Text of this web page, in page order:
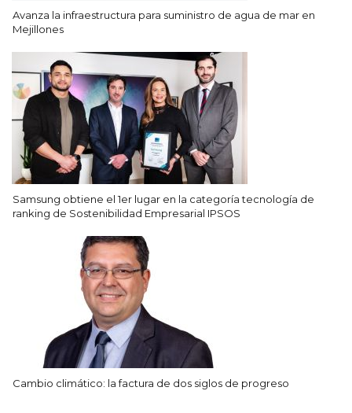
Avanza la infraestructura para suministro de agua de mar en
Mejillones
Samsung obtiene el 1er lugar en la categoría tecnología de
ranking de Sostenibilidad Empresarial IPSOS
Cambio climático: la factura de dos siglos de progreso